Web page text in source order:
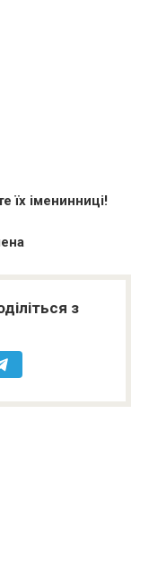
їх іменинниці!
з